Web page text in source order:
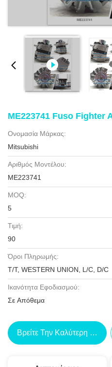
ME223741 Fuso Fighter
Ονομασία Μάρκας:
Mitsubishi
Αριθμός Μοντέλου:
ME223741
MOQ:
5
Τιμή:
90
Όροι Πληρωμής:
T/T, WESTERN UNION, L/C, D/C
Ικανότητα Εφοδιασμού:
Σε Απόθεμα
Βρείτε Την Καλύτερη Τιμή